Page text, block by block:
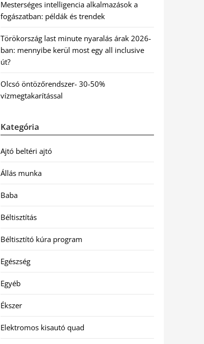
Mesterséges intelligencia alkalmazások a
fogászatban: példák és trendek
Törökország last minute nyaralás árak 2026-
ban: mennyibe kerül most egy all inclusive
út?
Olcsó öntözőrendszer- 30-50%
vízmegtakarítással
Kategória
Ajtó beltéri ajtó
Állás munka
Baba
Béltisztítás
Béltisztító kúra program
Egészség
Egyéb
Ékszer
Elektromos kisautó quad